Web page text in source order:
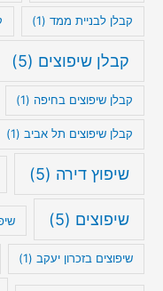
קבלן לבניית ממד(1)
קבלן שיפוצים (5)
קבלן שיפוצים בחיפה (1)
קבלן שיפוצים תל אביב(1)
שיפוץ דירה (5)
שיפוצים (5)
שיפוצים בזכרון יעקב(1)